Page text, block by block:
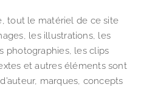
tout le matériel de ce site
les illustrations, les
photographies, les clips
et autres éléments sont
marques, concepts